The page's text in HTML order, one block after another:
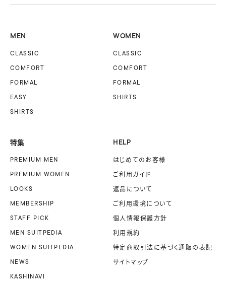
MEN
CLASSIC
COMFORT
FORMAL
EASY
SHIRTS
WOMEN
CLASSIC
COMFORT
FORMAL
SHIRTS
特集
PREMIUM MEN
PREMIUM WOMEN
LOOKS
MEMBERSHIP
STAFF PICK
MEN SUITPEDIA
WOMEN SUITPEDIA
NEWS
KASHINAVI
HELP
はじめてのお客様
ご利用ガイド
返品について
ご利用環境について
個人情報保護方針
利用規約
特定商取引法に基づく通販の表記
サイトマップ